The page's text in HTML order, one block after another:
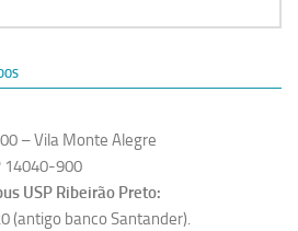
– Vila Monte Alegre
14040-900
USP Ribeirão Preto:
(antigo banco Santander).